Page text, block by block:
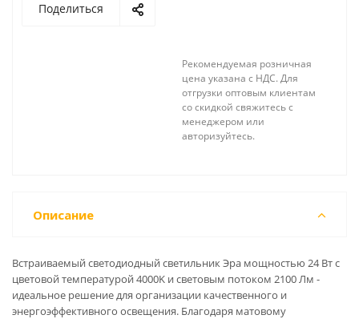
Поделиться
Рекомендуемая розничная
цена указана с НДС. Для
отгрузки оптовым клиентам
со скидкой свяжитесь с
менеджером или
авторизуйтесь.
Описание
Встраиваемый светодиодный светильник Эра мощностью 24 Вт с
цветовой температурой 4000K и световым потоком 2100 Лм -
идеальное решение для организации качественного и
энергоэффективного освещения. Благодаря матовому